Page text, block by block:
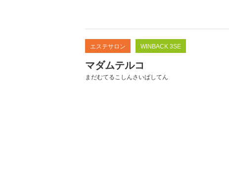
エステサロン WINBACK 3SE
マダムテルコ
まだむてるこしんさいばしてん